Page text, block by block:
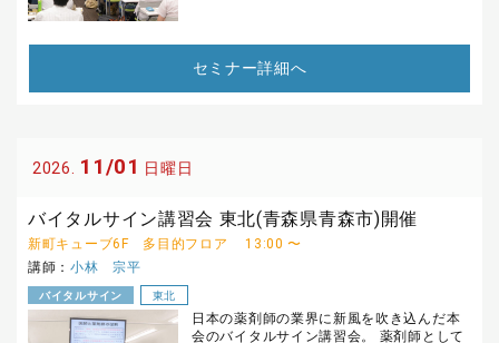
セミナー詳細へ
2026. 11/01 日曜日
バイタルサイン講習会 東北(青森県青森市)開催
新町キューブ6F 多目的フロア
13:00 〜
講師：小林 宗平
バイタルサイン 東北
日本の薬剤師の業界に新風を吹き込んだ本
会のバイタルサイン講習会。 薬剤師として